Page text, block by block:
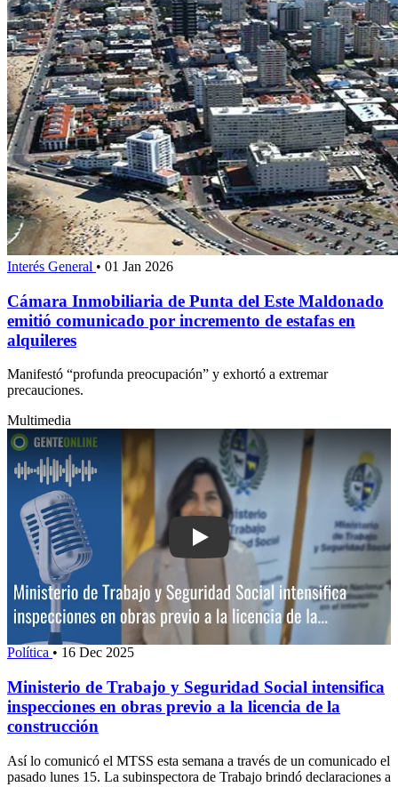
Interés General • 01 Jan 2026
Cámara Inmobiliaria de Punta del Este Maldonado
emitió comunicado por incremento de estafas en
alquileres
Manifestó “profunda preocupación” y exhortó a extremar
precauciones.
Multimedia
Play: Ministerio de Trabajo y
Política • 16 Dec 2025
Ministerio de Trabajo y Seguridad Social intensifica
inspecciones en obras previo a la licencia de la
construcción
Así lo comunicó el MTSS esta semana a través de un comunicado el
pasado lunes 15. La subinspectora de Trabajo brindó declaraciones a